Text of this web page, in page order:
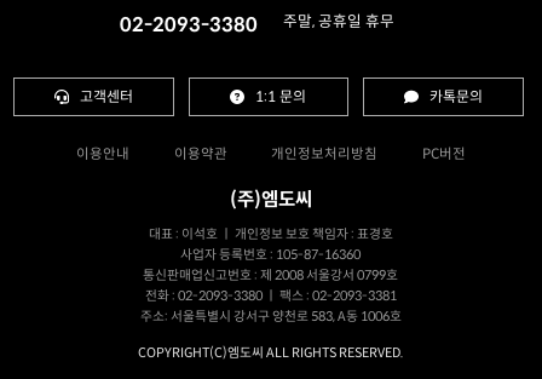
02-2093-3380
주말, 공휴일 휴무
고객센터 1:1 문의 카톡문의
이용안내 이용약관 개인정보처리방침 PC버전
(주)엠도씨
대표 : 이석호 ㅣ 개인정보 보호 책임자 : 표경호
사업자 등록번호 : 105-87-16360
통신판매업신고번호 : 제 2008 서울강서 0799호
전화 : 02-2093-3380 ㅣ 팩스 : 02-2093-3381
주소: 서울특별시 강서구 양천로 583, A동 1006호
COPYRIGHT(C)엠도씨 ALL RIGHTS RESERVED.